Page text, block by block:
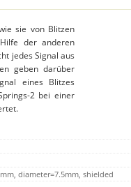
sie von Blitzen
der anderen
jedes Signal aus
geben darüber
eines Blitzes
2 bei einer
diameter=7.5mm, shielded